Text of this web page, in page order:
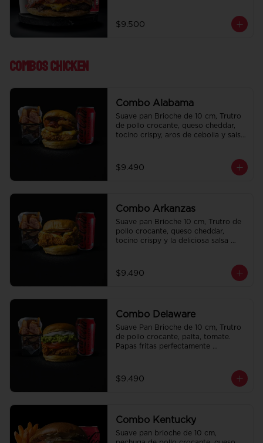
de la casa de regalo a elección y una
Bebida de 350 cc a elección.
$9.500
Combos Chicken
Combo Alabama
Suave pan Brioche de 10 cm, Trutro
de pollo crocante, queso cheddar,
tocino crispy, aros de cebolla y salsa
elección.
$9.490
Combo Arkanzas
Suave pan Brioche 10 cm, Trutro de
pollo crocante, queso cheddar,
tocino crispy y la deliciosa salsa
de la casa de regalo a elección y una
Bebida de 350cc a elección.
$9.490
Combo Delaware
Suave Pan Brioche de 10 cm, Trutro
de pollo crocante, palta, tomate.
Papas fritas perfectamente
350cc a elección.
$9.490
Combo Kentucky
Suave pan brioche de 10 cm,